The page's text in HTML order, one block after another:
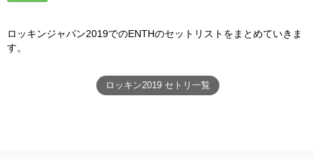
ロッキンジャパン2019でのENTHのセットリストをまとめていきま
す。
ロッキン2019 セトリ一覧